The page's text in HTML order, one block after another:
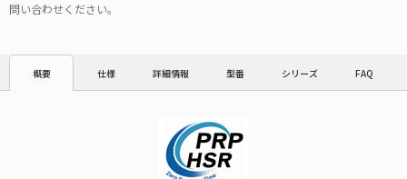
問い合わせください。
概要 仕様 詳細情報 型番 シリーズ FAQ